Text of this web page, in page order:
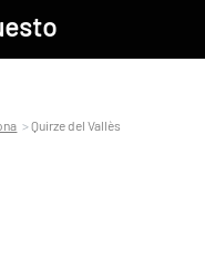
Quirze del Vallès